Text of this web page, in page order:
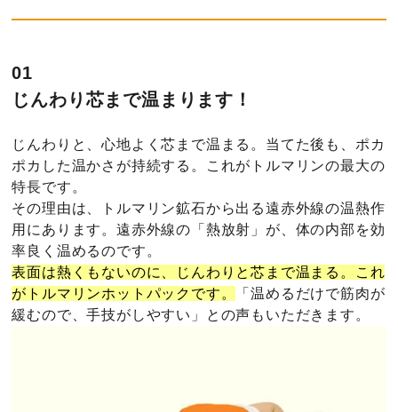
01
じんわり芯まで温まります！
じんわりと、心地よく芯まで温まる。当てた後も、ポカ
ポカした温かさが持続する。これがトルマリンの最大の
特長です。
その理由は、トルマリン鉱石から出る遠赤外線の温熱作
用にあります。遠赤外線の「熱放射」が、体の内部を効
率良く温めるのです。
表面は熱くもないのに、じんわりと芯まで温まる。これ
がトルマリンホットパックです。
「温めるだけで筋肉が
緩むので、手技がしやすい」との声もいただきます。